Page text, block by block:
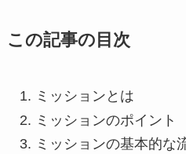
この記事の目次
ミッションとは
ミッションのポイント
ミッションの基本的な